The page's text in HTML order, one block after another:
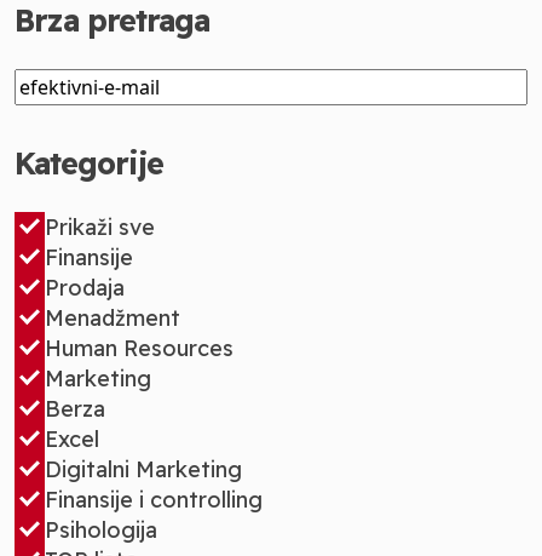
Brza pretraga
Kategorije
Prikaži sve
Finansije
Prodaja
Menadžment
Human Resources
Marketing
Berza
Excel
Digitalni Marketing
Finansije i controlling
Psihologija